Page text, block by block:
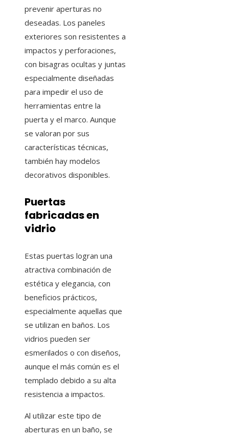
prevenir aperturas no
deseadas. Los paneles
exteriores son resistentes a
impactos y perforaciones,
con bisagras ocultas y juntas
especialmente diseñadas
para impedir el uso de
herramientas entre la
puerta y el marco. Aunque
se valoran por sus
características técnicas,
también hay modelos
decorativos disponibles.
Puertas
fabricadas en
vidrio
Estas puertas logran una
atractiva combinación de
estética y elegancia, con
beneficios prácticos,
especialmente aquellas que
se utilizan en baños. Los
vidrios pueden ser
esmerilados o con diseños,
aunque el más común es el
templado debido a su alta
resistencia a impactos.
Al utilizar este tipo de
aberturas en un baño, se